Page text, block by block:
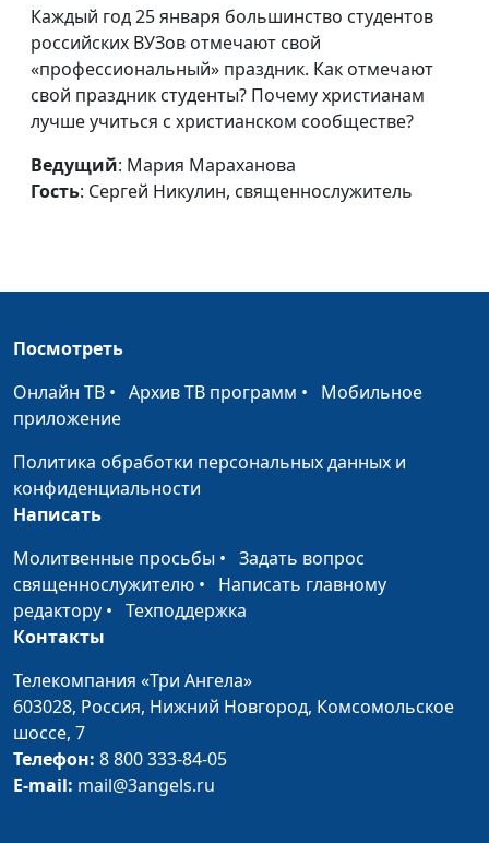
священнослужитель
Вакцинация в России
Мария Мараханова,
Сергей Никулин,
священнослужитель
Время быть лучше:
волонтеры помогают
нуждающимся
священнослужитель
День телевидения: вся
«Три Ангела»
священнослужитель
людей с уникальными
возможностями
Сергей Никулин,
единства в России:
истоки и значение
праздника
Сергей Никулин,
священнослужитель
Религиозная
Реформация в
прошлом и настоящем
священнослужитель
Экологическая
проблема - проблема
Каждый год 25 января большинство студентов
российских ВУЗов отмечают свой
«профессиональный» праздник. Как отмечают
свой праздник студенты? Почему христианам
лучше учиться с христианском сообществе?
Ведущий: Мария Мараханова
Гость: Сергей Никулин, священнослужитель
Посмотреть
Онлайн ТВ • Архив ТВ программ • Мобильное
приложение
Политика обработки персональных данных и
конфиденциальности
Написать
Молитвенные просьбы • Задать вопрос
священнослужителю • Написать главному
редактору • Техподдержка
Контакты
Телекомпания «Три Ангела»
603028, Россия, Нижний Новгород, Комсомольское
шоссе, 7
Телефон: 8 800 333-84-05
E-mail: mail@3angels.ru